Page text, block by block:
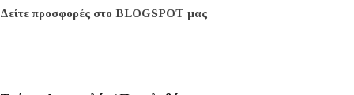
Δείτε προσφορές στο BLOGSPOT μας